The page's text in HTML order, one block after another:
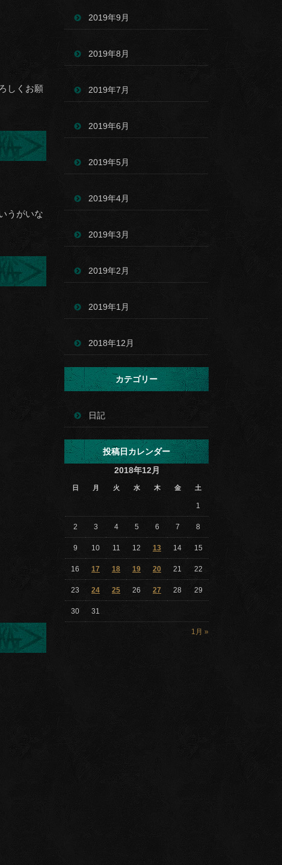
しくお願
うがいな
2019年9月
2019年8月
2019年7月
2019年6月
2019年5月
2019年4月
2019年3月
2019年2月
2019年1月
2018年12月
カテゴリー
日記
投稿日カレンダー
2018年12月
日 月 火 水 木 金 土
1月 »
1
2 3 4 5 6 7 8
9 10 11 12 13 14 15
16 17 18 19 20 21 22
23 24 25 26 27 28 29
30 31